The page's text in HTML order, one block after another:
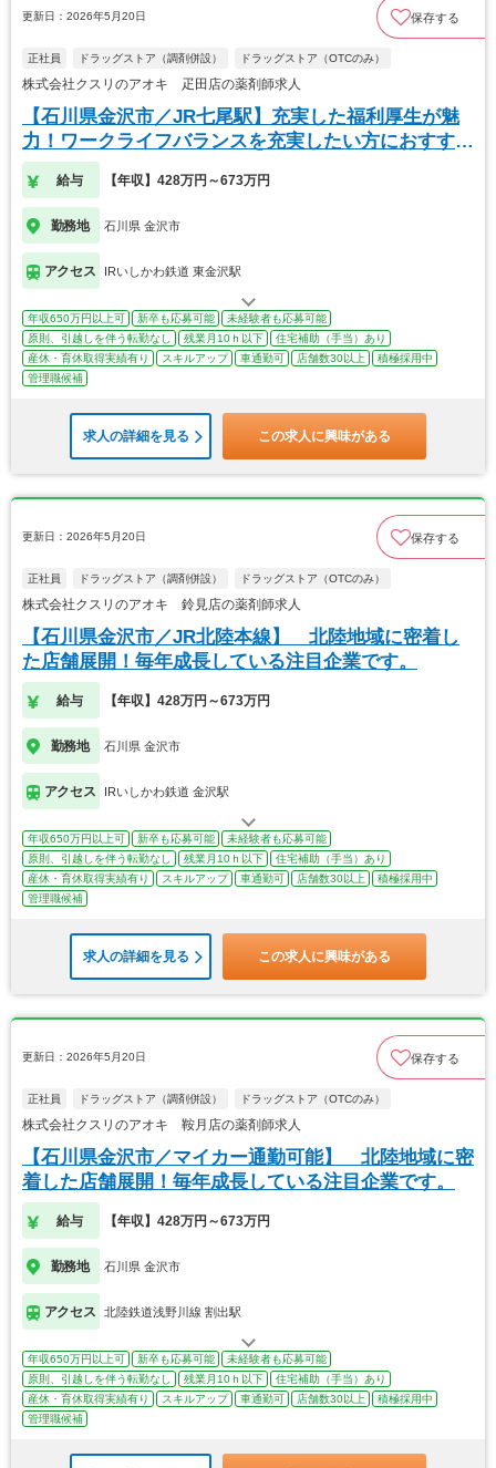
更新日：2026年5月20日 保存する
正社員 ドラッグストア（調剤併設） ドラッグストア（OTCのみ）
株式会社クスリのアオキ 疋田店の薬剤師求人
【石川県金沢市／JR七尾駅】充実した福利厚生が魅
力！ワークライフバランスを充実したい方におすす
め。
給与 【年収】428万円～673万円
勤務地 石川県 金沢市
アクセス IRいしかわ鉄道 東金沢駅
年収650万円以上可 新卒も応募可能
未経験者も応募可能
原則、引越しを伴う転勤なし
残業月10ｈ以下
住宅補助（手当）あり
産休・育休取得実績有り
スキルアップ 車通勤可 店舗数30以上
積極採用中
管理職候補
求人の詳細を見る この求人に興味がある
更新日：2026年5月20日 保存する
正社員 ドラッグストア（調剤併設） ドラッグストア（OTCのみ）
株式会社クスリのアオキ 鈴見店の薬剤師求人
【石川県金沢市／JR北陸本線】 北陸地域に密着し
た店舗展開！毎年成長している注目企業です。
給与 【年収】428万円～673万円
勤務地 石川県 金沢市
アクセス IRいしかわ鉄道 金沢駅
年収650万円以上可 新卒も応募可能
未経験者も応募可能
原則、引越しを伴う転勤なし
残業月10ｈ以下
住宅補助（手当）あり
産休・育休取得実績有り
スキルアップ 車通勤可 店舗数30以上
積極採用中
管理職候補
求人の詳細を見る この求人に興味がある
更新日：2026年5月20日 保存する
正社員 ドラッグストア（調剤併設） ドラッグストア（OTCのみ）
株式会社クスリのアオキ 鞍月店の薬剤師求人
【石川県金沢市／マイカー通勤可能】 北陸地域に密
着した店舗展開！毎年成長している注目企業です。
給与 【年収】428万円～673万円
勤務地 石川県 金沢市
アクセス 北陸鉄道浅野川線 割出駅
年収650万円以上可 新卒も応募可能
未経験者も応募可能
原則、引越しを伴う転勤なし
残業月10ｈ以下
住宅補助（手当）あり
産休・育休取得実績有り
スキルアップ 車通勤可 店舗数30以上
積極採用中
管理職候補